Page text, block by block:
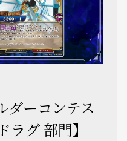
ダーコンテス
ラグ 部門】